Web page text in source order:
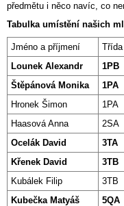
předmětu i něco navíc, co
Tabulka umístění našich
Jméno a příjmení Třída
Lounek Alexandr
1PB
Štěpánová Monika
1PA
Hronek Šimon
1PA
Haasová Anna
2SA
Ocelák David
3TA
Křenek David
3TB
Kubálek Filip
3TB
Kubečka Matyáš
5QA